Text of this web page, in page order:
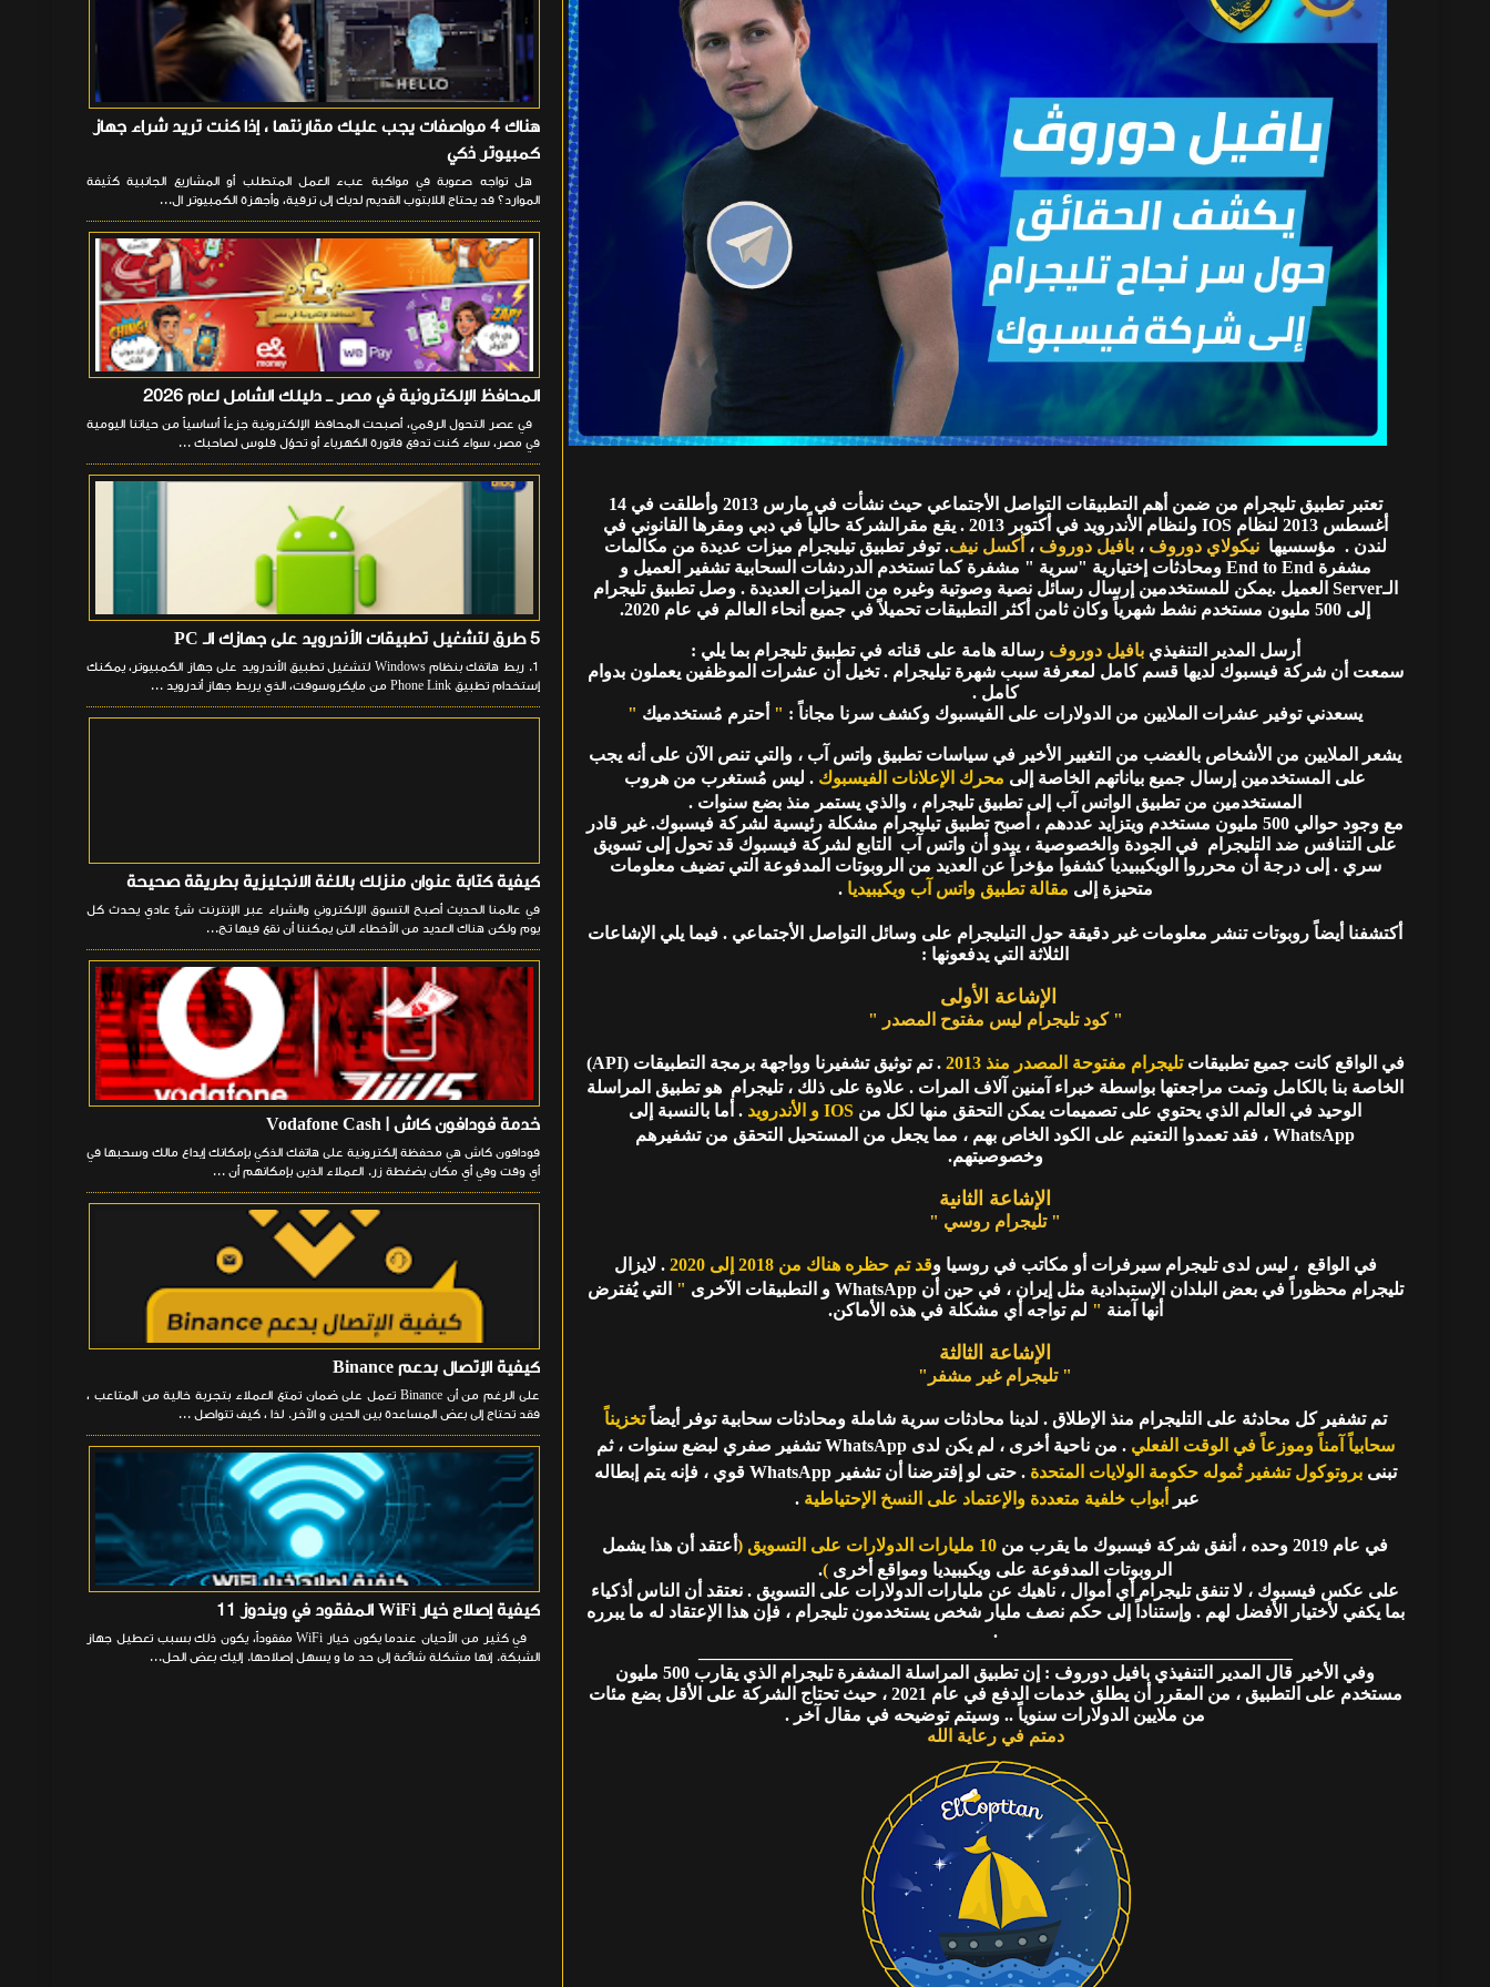
تعتبر تطبيق تليجرام من ضمن أهم التطبيقات التواصل الأجتماعي حيث نشأت في مارس 2013 وأطلقت في 14
أغسطس 2013 لنظام IOS ولنظام الأندرويد في أكتوبر 2013 . يقع مقرالشركة حالياً في دبي ومقرها القانوني في
لندن . مؤسسيهانيكولاي دوروف ،بافيل دوروف ، أكسل نيف. توفر تطبيق تيليجرام ميزات عديدة من مكالمات
مشفرة End to End ومحادثات إختيارية "سرية " مشفرة كما تستخدم الدردشات السحابية تشفير العميل و
الـServer العميل .يمكن للمستخدمين إرسال رسائل نصية وصوتية وغيره من الميزات العديدة . وصل تطبيق تليجرام
إلى 500 مليون مستخدم نشط شهرياً وكان ثامن أكثر التطبيقات تحميلاً في جميع أنحاء العالم في عام 2020.
أرسل المدير التنفيذيبافيل دوروف رسالة هامة على قناته في تطبيق تليجرام بما يلي :
سمعت أن شركة فيسبوك لديها قسم كامل لمعرفة سبب شهرة تيليجرام . تخيل أن عشرات الموظفين يعملون بدوام
كامل .
يسعدني توفير عشرات الملايين من الدولارات على الفيسبوك وكشف سرنا مجاناً : " أحترم مُستخدميك "
يشعر الملايين من الأشخاص بالغضب من التغيير الأخير في سياسات تطبيق واتس آب ، والتي تنص الآن على أنه يجب
على المستخدمين إرسال جميع بياناتهم الخاصة إلى محرك الإعلانات الفيسبوك . ليس مُستغرب من هروب
المستخدمين من تطبيق الواتس آب إلى تطبيق تليجرام ، والذي يستمر منذ بضع سنوات .
مع وجود حوالي 500 مليون مستخدم ويتزايد عددهم ، أصبح تطبيق تيليجرام مشكلة رئيسية لشركة فيسبوك. غير قادر
على التنافس ضد التليجرام في الجودة والخصوصية ، يبدو أن واتس آب التابع لشركة فيسبوك قد تحول إلى تسويق
سري . إلى درجة أن محرروا الويكيبيديا كشفوا مؤخراً عن العديد من الروبوتات المدفوعة التي تضيف معلومات
متحيزة إلى مقالة تطبيق واتس آب ويكيبيديا.
أكتشفنا أيضاً روبوتات تنشر معلومات غير دقيقة حول التيليجرام على وسائل التواصل الأجتماعي . فيما يلي الإشاعات
الثلاثة التي يدفعونها :
الإشاعة الأولى
" كود تليجرام ليس مفتوح المصدر "
في الواقع كانت جميع تطبيقاتتليجرام مفتوحة المصدر منذ 2013
. تم توثيق تشفيرنا وواجهة برمجة التطبيقات (API)
الخاصة بنا بالكامل وتمت مراجعتها بواسطة خبراء آمنين آلاف المرات . علاوة على ذلك ، تليجرام هو تطبيق المراسلة
الوحيد في العالم الذي يحتوي على تصميمات يمكن التحقق منها لكل من
. أما بالنسبة إلى
WhatsApp ، فقد تعمدوا التعتيم على الكود الخاص بهم ، مما يجعل من المستحيل التحقق من تشفيرهم
وخصوصيتهم.
الإشاعة الثانية
" تليجرام روسي "
في الواقع ، ليس لدىتليجرامسيرفرات أو مكاتب في روسيا وقد تم حظره هناك من 2018 إلى 2020
. لايزال
تليجرام محظوراً في بعض البلدان الإستبدادية مثل إيران ، في حين أن WhatsApp و التطبيقات الآخرى
" التي يُفترض
أنها آمنة " لم تواجه أي مشكلة في هذه الأماكن.
الإشاعة الثالثة
" تليجرام غير مشفر"
تم تشفير كل محادثة على التليجرام منذ الإطلاق . لدينا محادثات سرية شاملة ومحادثات سحابية توفر أيضاًتخزيناً
سحابياً آمناً وموزعاً في الوقت الفعلي
. من ناحية أخرى ، لم يكن لدى WhatsApp تشفير صفري لبضع سنوات ، ثم
تبنىبروتوكول تشفير تُموله حكومة الولايات المتحدة
. حتى لو إفترضنا أن تشفير WhatsApp قوي ، فإنه يتم إبطاله
عبر
أبواب خلفية متعددة والإعتماد على النسخ الإحتياطية .
في عام 2019 وحده ، أنفق شركة فيسبوك ما يقرب من 10 مليارات الدولارات على التسويق ( أعتقد أن هذا يشمل
الروبوتات المدفوعة على ويكيبيديا ومواقع أخرى )
.
على عكس فيسبوك ، لا تنفق تليجرام أي أموال ، ناهيك عن مليارات الدولارات على التسويق . نعتقد أن الناس أذكياء
بما يكفي لأختيار الأفضل لهم . وإستناداً إلى حكم نصف مليار شخص يستخدمون تليجرام ، فإن هذا الإعتقاد له ما يبرره
.
وفي الأخير قال المدير التنفيذي بافيل دوروف : إن تطبيق المراسلة المشفرة تليجرام الذي يقارب 500 مليون
مستخدم على التطبيق ، من المقرر أن يطلق خدمات الدفع في عام 2021 ، حيث تحتاج الشركة على الأقل بضع مئات
من ملايين الدولارات سنوياً .. وسيتم توضيحه في مقال آخر .
دمتم في رعاية الله
هناك 4 مواصفات يجب عليك مقارنتها ، إذا كنت تريد شراء جهاز
كمبيوتر ذكي
هل تواجه صعوبة في مواكبة عبء العمل المتطلب أو المشاريع الجانبية كثيفة
الموارد؟ قد يحتاج اللابتوب القديم لديك إلى ترقية، وأجهزة الكمبيوتر ال...
المحافظ الإلكترونية في مصر ــ دليلك الشامل لعام 2026
في عصر التحول الرقمي، أصبحت المحافظ الإلكترونية جزءاً أساسياً من حياتنا اليومية
في مصر، سواء كنت تدفع فاتورة الكهرباء أو تحوّل فلوس لصاحبك ...
5 طرق لتشغيل تطبيقات الأندرويد على جهازك الـ PC
1. ربط هاتفك بنظام Windows لتشغيل تطبيق الأندرويد على جهاز الكمبيوتر، يمكنك
إستخدام تطبيق Phone Link من مايكروسوفت، الذي يربط جهاز أندرويد ...
كيفية كتابة عنوان منزلك باللغة الانجليزية بطريقة صحيحة
في عالمنا الحديث أصبح التسوق الإلكتروني والشراء عبر الإنترنت شئ عادي يحدث كل
يوم ولكن هناك العديد من الأخطاء التى يمكننا أن نقع فيها تج...
خدمة فودافون كاش | Vodafone Cash
فودافون كاش هي محفظة إلكترونية على هاتفك الذكي بإمكانك إيداع مالك وسحبها في
أي وقت وفي أي مكان بضغطة زر. العملاء الذين بإمكانهم أن ...
كيفية الإتصال بدعم Binance
على الرغم من أن Binance تعمل على ضمان تمتع العملاء بتجربة خالية من المتاعب ،
فقد تحتاج إلى بعض المساعدة بين الحين و الآخر. لذا ، كيف تتواصل ...
كيفية إصلاح خيار WiFi المفقود في ويندوز 11
في كثير من الأحيان عندما يكون خيار WiFi مفقوداً، يكون ذلك بسبب تعطيل جهاز
الشبكة. إنها مشكلة شائعة إلى حد ما و يسهل إصلاحها. إليك بعض الحل...